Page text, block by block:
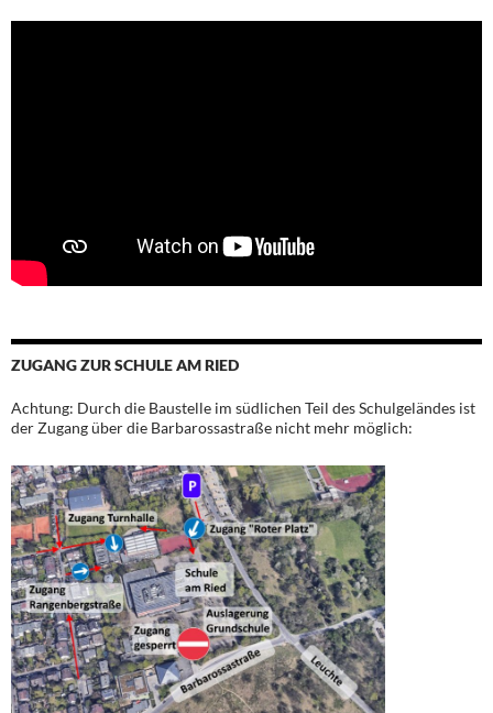
ZUGANG ZUR SCHULE AM RIED
Achtung: Durch die Baustelle im südlichen Teil des Schulgeländes ist
der Zugang über die Barbarossastraße nicht mehr möglich: